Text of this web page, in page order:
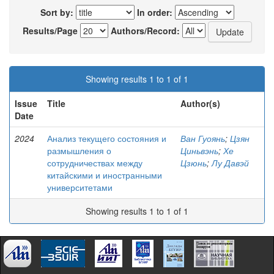
Sort by:
In order:
Results/Page
Authors/Record:
Showing results 1 to 1 of 1
Issue
Date
Title Author(s)
2024
Анализ текущего состояния и
размышления о
сотрудничествах между
китайскими и иностранными
университетами
Ван Гуоянь; Цзян
Циньвэнь; Хе
Цзюнь;Лу Давэй
Showing results 1 to 1 of 1